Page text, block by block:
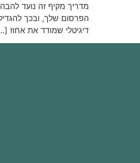
מדריך מקיף זה נועד
הפרסום שלך, ובכך
דיגיטלי שמודד את אחוז